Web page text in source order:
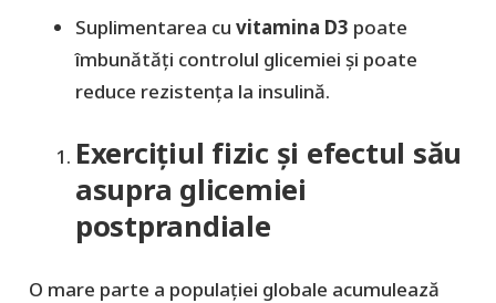
Suplimentarea cu vitamina D3 poate
îmbunătăți controlul glicemiei și poate
reduce rezistența la insulină.
Exercițiul fizic și efectul său
asupra glicemiei
postprandiale
O mare parte a populației globale acumulează